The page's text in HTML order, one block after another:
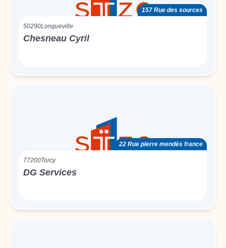
157 Rue des sources
50290Longueville
Chesneau Cyril
22 Rue pierre mendès france
77200Torcy
DG Services